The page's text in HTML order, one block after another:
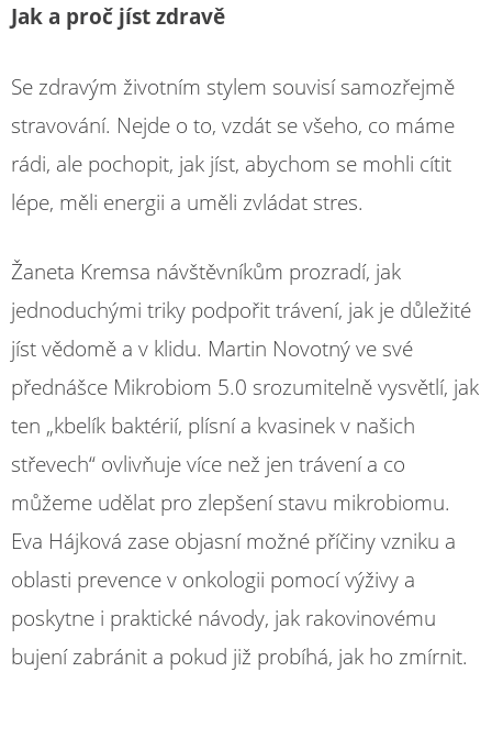
Jak a proč jíst zdravě
Se zdravým životním stylem souvisí samozřejmě
stravování. Nejde o to, vzdát se všeho, co máme
rádi, ale pochopit, jak jíst, abychom se mohli cítit
lépe, měli energii a uměli zvládat stres.
Žaneta Kremsa návštěvníkům prozradí, jak
jednoduchými triky podpořit trávení, jak je důležité
jíst vědomě a v klidu. Martin Novotný ve své
přednášce Mikrobiom 5.0 srozumitelně vysvětlí, jak
ten „kbelík baktérií, plísní a kvasinek v našich
střevech“ ovlivňuje více než jen trávení a co
můžeme udělat pro zlepšení stavu mikrobiomu.
Eva Hájková zase objasní možné příčiny vzniku a
oblasti prevence v onkologii pomocí výživy a
poskytne i praktické návody, jak rakovinovému
bujení zabránit a pokud již probíhá, jak ho zmírnit.